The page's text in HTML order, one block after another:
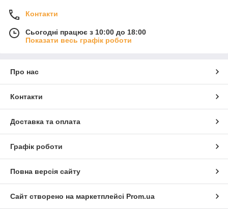
Контакти
Сьогодні працює з 10:00 до 18:00
Показати весь графік роботи
Про нас
Контакти
Доставка та оплата
Графік роботи
Повна версія сайту
Сайт створено на маркетплейсі Prom.ua